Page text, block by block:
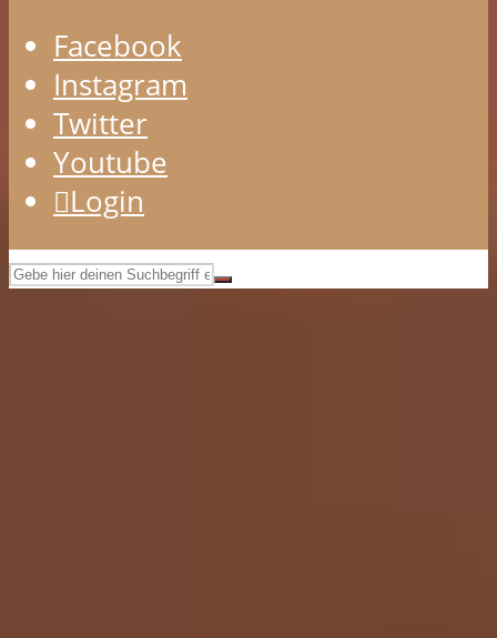
Facebook
Instagram
Twitter
Youtube
Login